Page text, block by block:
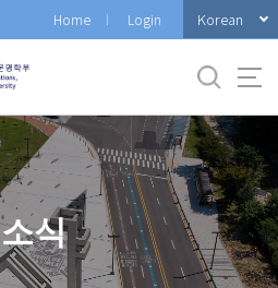
Home Login Korean
소식